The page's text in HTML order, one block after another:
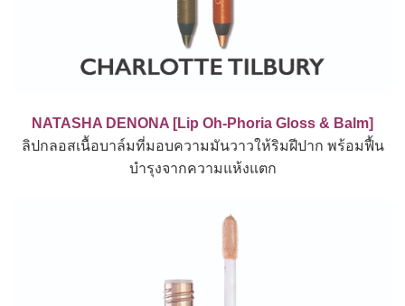
NATASHA DENONA [Lip Oh-Phoria Gloss & Balm]
ลิปกลอสเนื้อบาล์มที่มอบความมันวาวให้ริมฝีปาก พร้อมฟื้น
บำรุงจากความแห้งแตก